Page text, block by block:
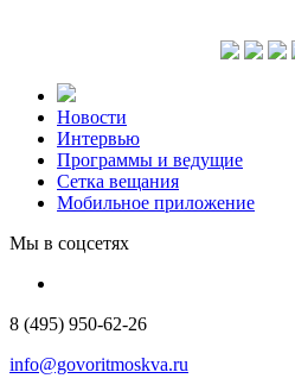
Новости
Интервью
Программы и ведущие
Сетка вещания
Мобильное приложение
Мы в соцсетях
8 (495) 950-62-26
info@govoritmoskva.ru